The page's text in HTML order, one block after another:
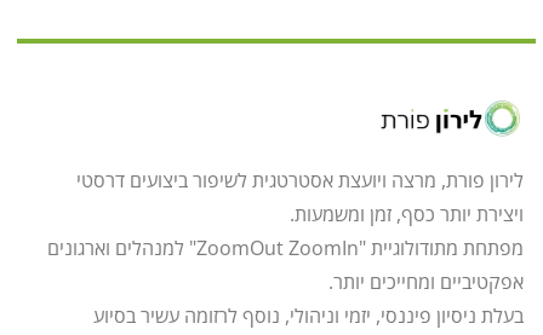
לירון פורת, מרצה ויועצת אסטרטגית לשיפור ביצועים דרסטי
ויצירת יותר כסף, זמן ומשמעות.
מפתחת מתודולוגיית "ZoomOut ZoomIn" למנהלים וארגונים
אפקטיביים ומחייכים יותר.
בעלת ניסיון פיננסי, יזמי וניהולי, נוסף לרזומה עשיר בסיוע